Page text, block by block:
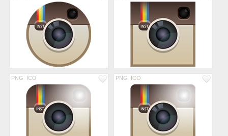
PNG ICO PNG ICO